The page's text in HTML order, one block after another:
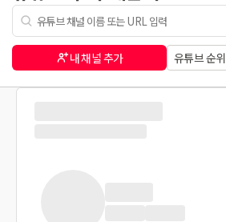
내 채널 추가 유튜브 순위